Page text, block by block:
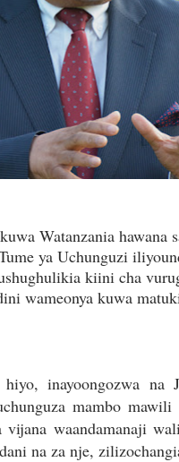
Watanzania hawana
ya Uchunguzi
kiini cha
wameonya kuwa
inayoongozwa na
mambo mawili
waandamanaji
na za nje,